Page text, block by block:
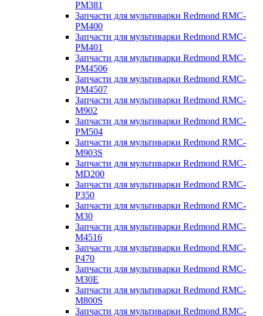
PM381
Запчасти для мультиварки Redmond RMC-
PM400
Запчасти для мультиварки Redmond RMC-
PM401
Запчасти для мультиварки Redmond RMC-
PM4506
Запчасти для мультиварки Redmond RMC-
PM4507
Запчасти для мультиварки Redmond RMC-
M902
Запчасти для мультиварки Redmond RMC-
PM504
Запчасти для мультиварки Redmond RMC-
M903S
Запчасти для мультиварки Redmond RMC-
MD200
Запчасти для мультиварки Redmond RMC-
P350
Запчасти для мультиварки Redmond RMC-
M30
Запчасти для мультиварки Redmond RMC-
M4516
Запчасти для мультиварки Redmond RMC-
P470
Запчасти для мультиварки Redmond RMC-
M30E
Запчасти для мультиварки Redmond RMC-
M800S
Запчасти для мультиварки Redmond RMC-